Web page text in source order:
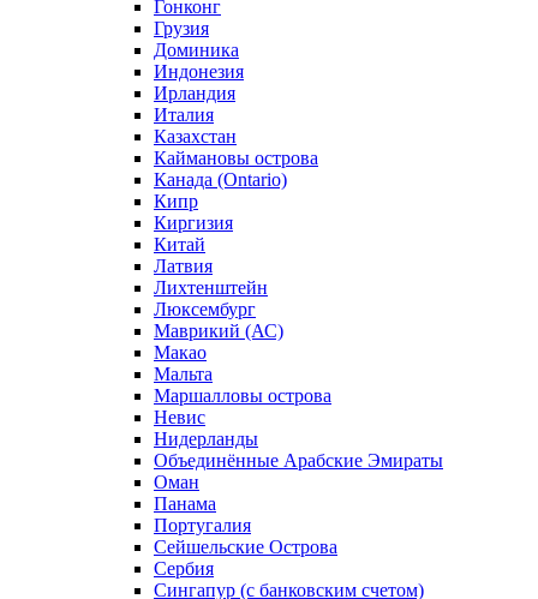
Гонконг
Грузия
Доминика
Индонезия
Ирландия
Италия
Казахстан
Каймановы острова
Канада (Ontario)
Кипр
Киргизия
Китай
Латвия
Лихтенштейн
Люксембург
Маврикий (АС)
Макао
Мальта
Маршалловы острова
Нeвис
Нидерланды
Объединённые Арабские Эмираты
Оман
Панама
Португалия
Сейшельские Острова
Сербия
Сингапур (c банковским счетом)